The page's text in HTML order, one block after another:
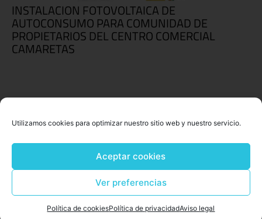
Utilizamos cookies para optimizar nuestro sitio web y nuestro servicio.
Aceptar cookies
Ver preferencias
Política de cookiesPolítica de privacidadAviso legal
INSTALACION FOTOVOLTAICA DE
AUTOCONSUMO PARA COMUNIDAD DE
PROPIETARIOS DEL CENTRO COMERCIAL
CAMARETAS